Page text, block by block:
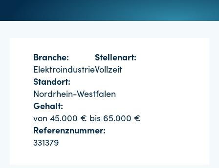
Branche:
Elektroindustrie
Stellenart:
Vollzeit
Standort:
Nordrhein-Westfalen
Gehalt:
von 45.000 € bis 65.000 €
Referenznummer:
331379